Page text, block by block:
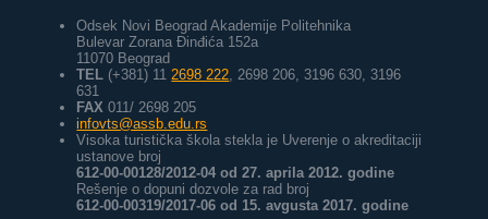
Odsek Novi Beograd Akademije Politehnika
Bulevar Zorana Đinđića 152a
11070 Beograd
TEL (+381) 112698 222, 2698 206, 3196 630, 3196
631
FAX 011/ 2698 205
infovts@assb.edu.rs
Visoka turistička škola stekla je Uverenje o akreditaciji
ustanove broj
612-00-00128/2012-04 od 27. aprila 2012. godine
Rešenje o dopuni dozvole za rad broj
612-00-00319/2017-06 od 15. avgusta 2017. godine